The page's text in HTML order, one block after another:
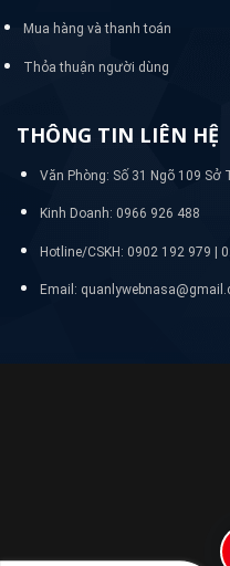
Mua hàng và thanh toán
Thỏa thuận người dùng
THÔNG TIN LIÊN HỆ
Văn Phòng: Số 31 Ngõ 109 Sở
Kinh Doanh: 0966 926 488
Hotline/CSKH: 0902 192 979 |
Email: